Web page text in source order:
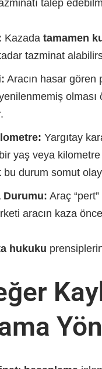
talep
Kazada tamamen
tazminat
Aracın hasar gören
Yargıtay
yaş veya kilometre
bu durum somut
Durumu: Araç
aracın kaza
hukuku